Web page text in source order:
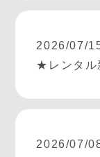
2026/07/
★レンタル
2026/07/